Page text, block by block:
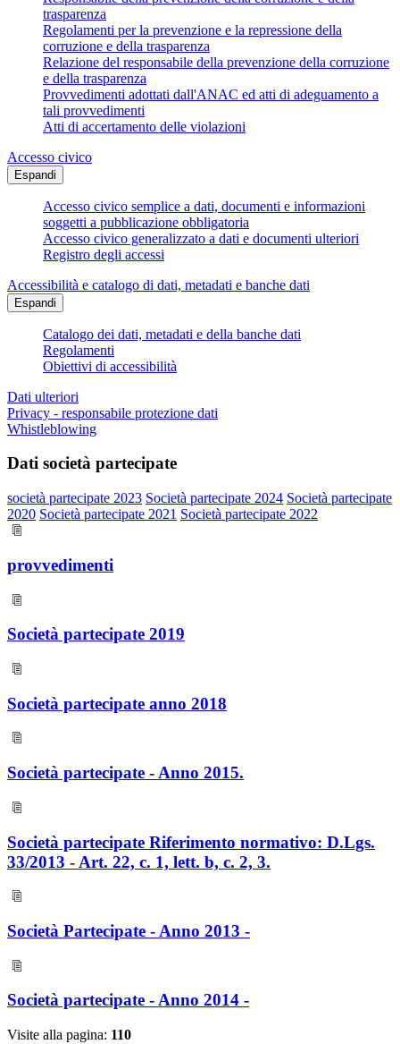
trasparenza
Regolamenti per la prevenzione e la repressione della
corruzione e della trasparenza
Relazione del responsabile della prevenzione della corruzione
e della trasparenza
Provvedimenti adottati dall'ANAC ed atti di adeguamento a
tali provvedimenti
Atti di accertamento delle violazioni
Accesso civico
Espandi
Accesso civico semplice a dati, documenti e informazioni
soggetti a pubblicazione obbligatoria
Accesso civico generalizzato a dati e documenti ulteriori
Registro degli accessi
Accessibilità e catalogo di dati, metadati e banche dati
Espandi
Catalogo dei dati, metadati e della banche dati
Regolamenti
Obiettivi di accessibilità
Dati ulteriori
Privacy - responsabile protezione dati
Whistleblowing
Dati società partecipate
società partecipate 2023 Società partecipate 2024 Società partecipate
2020 Società partecipate 2021 Società partecipate 2022
provvedimenti
Società partecipate 2019
Società partecipate anno 2018
Società partecipate - Anno 2015.
Società partecipate Riferimento normativo: D.Lgs.
33/2013 - Art. 22, c. 1, lett. b, c. 2, 3.
Società Partecipate - Anno 2013 -
Società partecipate - Anno 2014 -
Visite alla pagina: 110